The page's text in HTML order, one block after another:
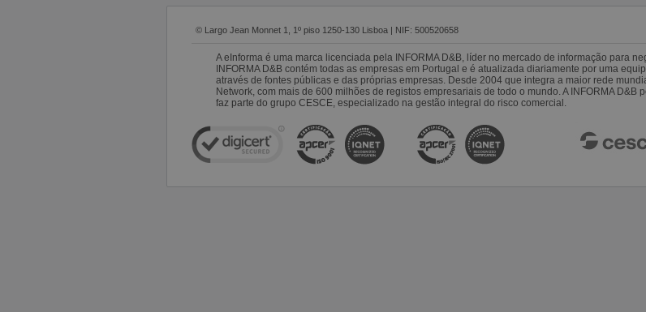
© Largo Jean Monnet 1, 1º piso 1250-130 Lisboa | NIF: 500520658
A eInforma é uma marca licenciada pela INFORMA D&B, líder no mercado de informação para
INFORMA D&B contém todas as empresas em Portugal e é atualizada diariamente por uma
através de fontes públicas e das próprias empresas. Desde 2004 que integra a maior rede
Network, com mais de 600 milhões de registos empresariais de todo o mundo. A INFORMA D&B
faz parte do grupo CESCE, especializado na gestão integral do risco comercial.